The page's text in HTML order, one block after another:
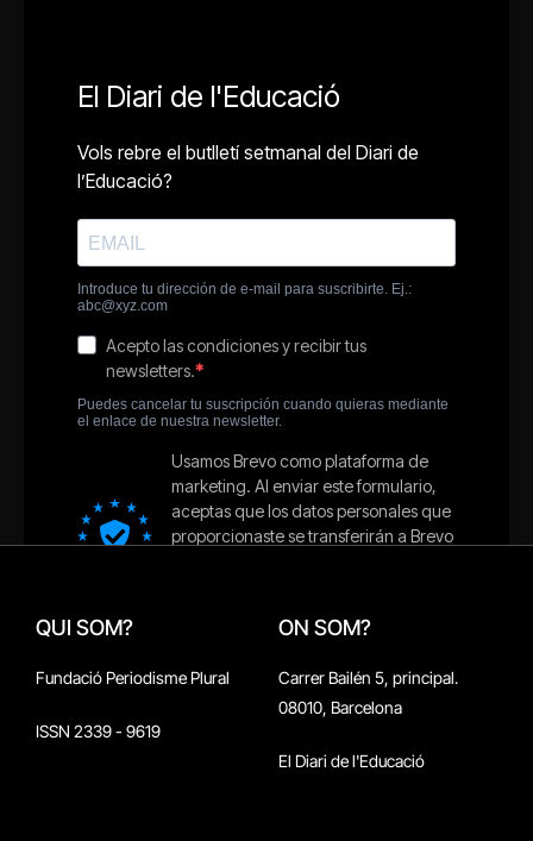
QUI SOM?
Fundació Periodisme Plural
ISSN 2339 - 9619
ON SOM?
Carrer Bailén 5, principal.
08010, Barcelona
El Diari de l'Educació